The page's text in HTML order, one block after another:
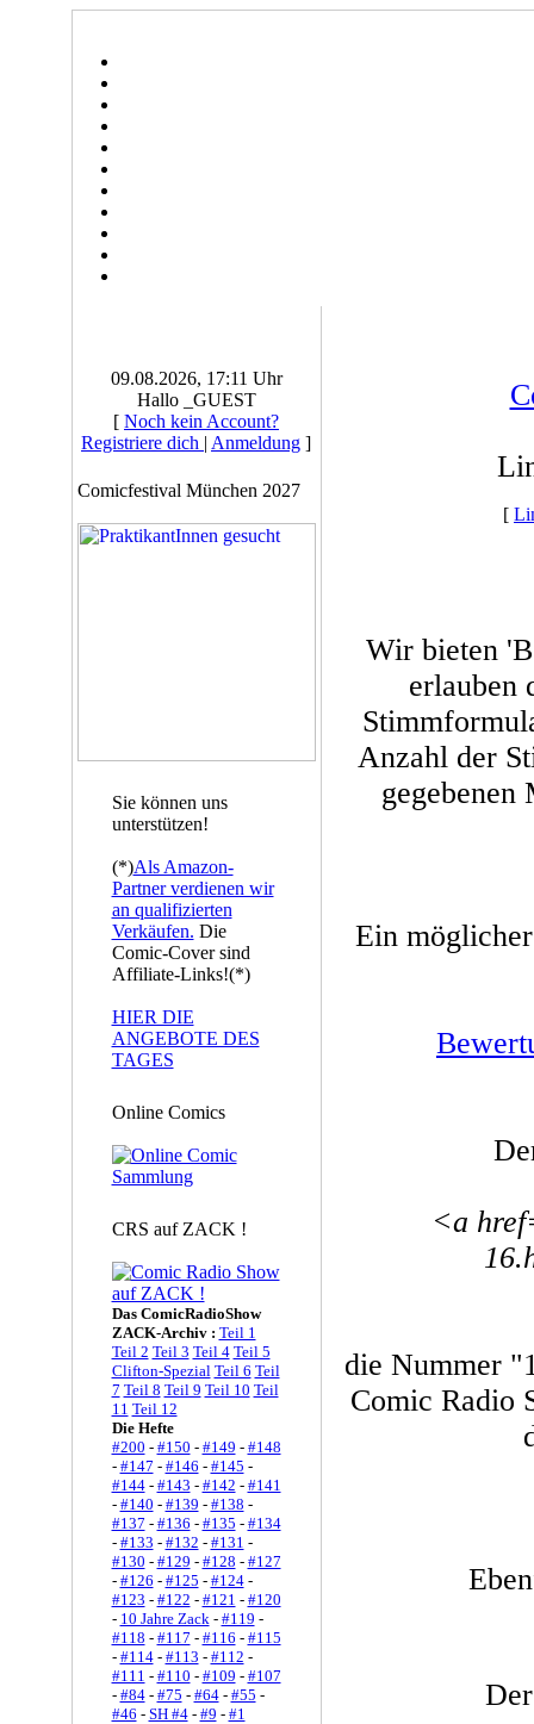
09.08.2026, 17:11 Uhr
Hallo _GUEST
[ Noch kein Account?
Registriere dich | Anmeldung ]
Comicfestival München 2027
Sie können uns
unterstützen!
(*)Als Amazon-
Partner verdienen wir
an qualifizierten
Verkäufen. Die
Comic-Cover sind
Affiliate-Links!(*)
HIER DIE
ANGEBOTE DES
TAGES
Online Comics
CRS auf ZACK !
Das ComicRadioShow
ZACK-Archiv : Teil 1
Teil 2 Teil 3 Teil 4 Teil 5
Clifton-Spezial Teil 6 Teil
7 Teil 8 Teil 9 Teil 10 Teil
11 Teil 12
Die Hefte
#200 - #150 - #149 - #148
- #147 - #146 - #145 -
#144- #143 - #142 - #141
- #140 - #139 - #138 -
#137 - #136 - #135 - #134
- #133 - #132 - #131 -
#130 - #129 - #128 - #127
- #126 - #125 - #124-
#123 - #122 - #121 - #120
- 10 Jahre Zack- #119 -
#118 - #117 - #116 - #115
- #114- #113 - #112 -
#111 - #110 - #109 - #107
- #84- #75 - #64- #55 -
#46 - SH #4- #9 - #1
[
Wir bieten
erlauben
Anzahl der
gegebenen
Ein
<a
die Nummer
Comic Radio